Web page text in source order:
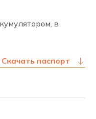
в
Скачать паспорт